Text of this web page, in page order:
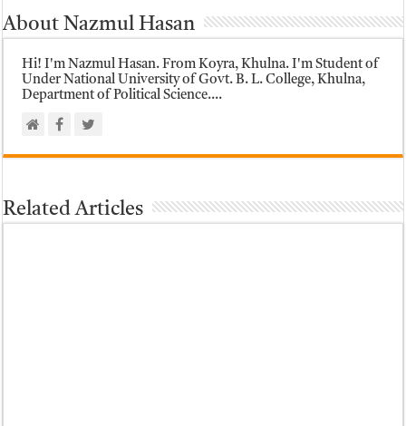
About Nazmul Hasan
Hi! I'm Nazmul Hasan. From Koyra, Khulna. I'm Student of
Under National University of Govt. B. L. College, Khulna,
Department of Political Science....
Related Articles